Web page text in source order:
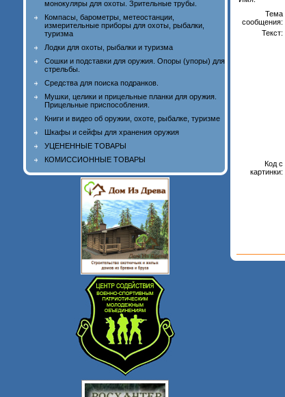
монокуляры для охоты. Зрительные трубы.
Компасы, барометры, метеостанции,
измерительные приборы для охоты, рыбалки,
туризма
Лодки для охоты, рыбалки и туризма
Сошки и подставки для оружия. Опоры (упоры) для
стрельбы.
Средства для поиска подранков.
Мушки, целики и прицельные планки для оружия.
Прицельные приспособления.
Книги и видео об оружии, охоте, рыбалке, туризме
Шкафы и сейфы для хранения оружия
УЦЕНЕННЫЕ ТОВАРЫ
КОМИССИОННЫЕ ТОВАРЫ
Тема
сообщения:
Текст:
Код с
картинки: